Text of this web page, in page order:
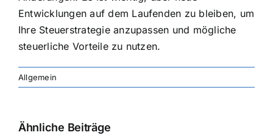
Entwicklungen auf dem Laufenden zu bleiben, um
Ihre Steuerstrategie anzupassen und mögliche
steuerliche Vorteile zu nutzen.
Allgemein
Ähnliche Beiträge